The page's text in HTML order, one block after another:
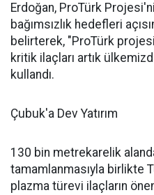
Erdoğan, ProTürk
bağımsızlık hedefleri
belirterek, "ProTürk
kritik ilaçları artık
kullandı.
Çubuk'a Dev Yatırım
130 bin metrekarelik
tamamlanmasıyla birlikte
plazma türevi ilaçların